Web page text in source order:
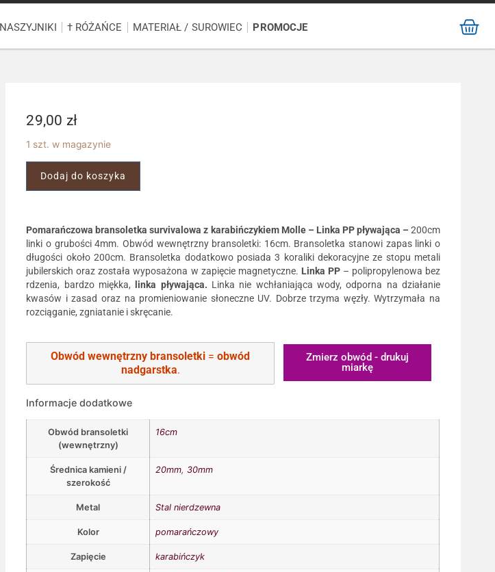
NASZYJNIKI † RÓŻAŃCE MATERIAŁ / SUROWIEC PROMOCJE
29,00 zł
1 szt. w magazynie
Dodaj do koszyka
Pomarańczowa bransoletka survivalowa z karabińczykiem Molle – Linka PP pływająca – 200cm
linki o grubości 4mm. Obwód wewnętrzny bransoletki: 16cm. Bransoletka stanowi zapas linki o
długości około 200cm. Bransoletka dodatkowo posiada 3 koraliki dekoracyjne ze stopu metali
jubilerskich oraz została wyposażona w zapięcie magnetyczne. Linka PP– polipropylenowa bez
rdzenia, bardzo miękka, linka pływająca. Linka nie wchłaniająca wody, odporna na działanie
kwasów i zasad oraz na promieniowanie słoneczne UV. Dobrze trzyma węzły. Wytrzymała na
rozciąganie, zgniatanie i skręcanie.
Obwód wewnętrzny bransoletki =obwód
nadgarstka.
Zmierz obwód - drukuj
miarkę
Informacje dodatkowe
Obwód bransoletki
(wewnętrzny)
16cm
Średnica kamieni /
szerokość
20mm,30mm
Metal Stal nierdzewna
Kolor pomarańczowy
Zapięcie karabińczyk